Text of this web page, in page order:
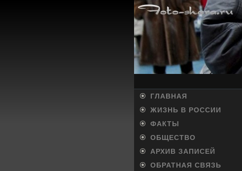
ГЛАВНАЯ
ЖИЗНЬ В РОССИИ
ФАКТЫ
ОБЩЕСТВО
АРХИВ ЗАПИСЕЙ
ОБРАТНАЯ СВЯЗЬ